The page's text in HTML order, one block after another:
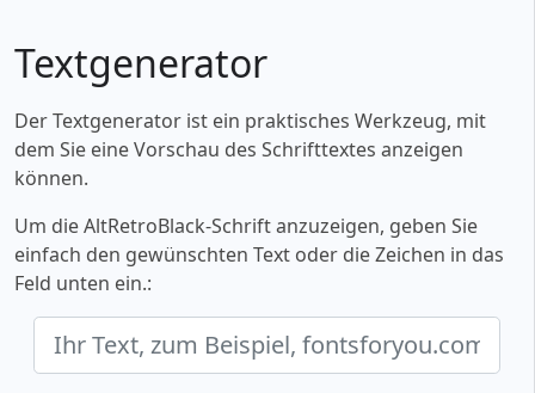
Textgenerator
Der Textgenerator ist ein praktisches Werkzeug, mit
dem Sie eine Vorschau des Schrifttextes anzeigen
können.
Um die AltRetroBlack-Schrift anzuzeigen, geben Sie
einfach den gewünschten Text oder die Zeichen in das
Feld unten ein.: